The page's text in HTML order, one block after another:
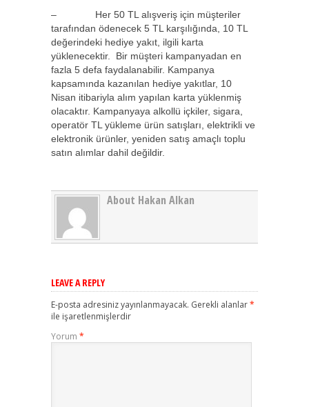
– Her 50 TL alışveriş için müşteriler
tarafından ödenecek 5 TL karşılığında, 10 TL
değerindeki hediye yakıt, ilgili karta
yüklenecektir. Bir müşteri kampanyadan en
fazla 5 defa faydalanabilir. Kampanya
kapsamında kazanılan hediye yakıtlar, 10
Nisan itibariyla alım yapılan karta yüklenmiş
olacaktır. Kampanyaya alkollü içkiler, sigara,
operatör TL yükleme ürün satışları, elektrikli ve
elektronik ürünler, yeniden satış amaçlı toplu
satın alımlar dahil değildir.
About Hakan Alkan
LEAVE A REPLY
E-posta adresiniz yayınlanmayacak. Gerekli alanlar*
ile işaretlenmişlerdir
Yorum *